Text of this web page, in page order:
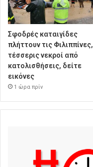
Σφοδρές καταιγίδες
πλήττουν τις Φιλιππίνες,
τέσσερις νεκροί από
κατολισθήσεις, δείτε
εικόνες
1 ώρα πρίν